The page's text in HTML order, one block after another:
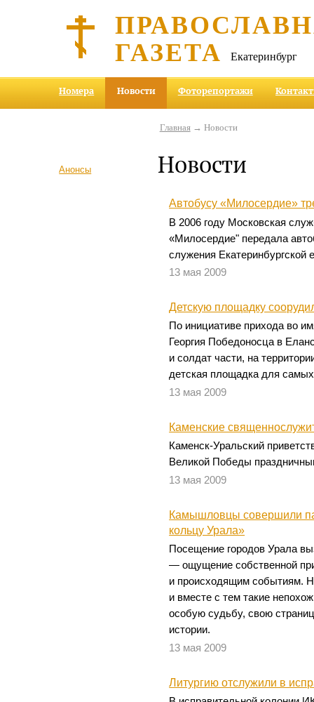
ГАЗЕТА Екатеринбург
Номера Новости Фоторепортажи
Анонсы
Главная→ Новости
Новости
Автобусу «Милосердие»
В 2006 году Московская
«Милосердие" передала
служения Екатеринбургской
13 мая 2009
Детскую площадку
По инициативе прихода во
Георгия Победоносца в
и солдат части, на
детская площадка для
13 мая 2009
Каменские
Каменск-Уральский
Великой Победы
13 мая 2009
Камышловцы совершили
кольцу Урала»
Посещение городов Урала
— ощущение собственной
и происходящим событиям.
и вместе с тем такие
особую судьбу, свою
истории.
13 мая 2009
Литургию отслужили в